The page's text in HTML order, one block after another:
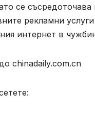
се съсредоточава
рекламни
интернет в
chinadaily.com.cn